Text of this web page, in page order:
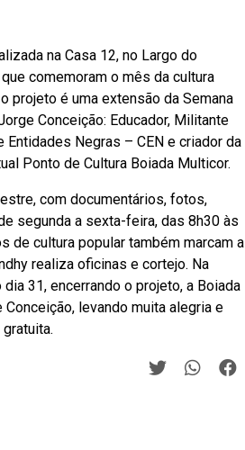
na Casa 12, no Largo do
comemoram o mês da cultura
projeto é uma extensão da Semana
Conceição: Educador, Militante
Negras – CEN e criador da
Ponto de Cultura Boiada Multicor.
com documentários, fotos,
segunda a sexta-feira, das 8h30 às
de cultura popular também marcam a
realiza oficinas e cortejo. Na
31, encerrando o projeto, a Boiada
levando muita alegria e